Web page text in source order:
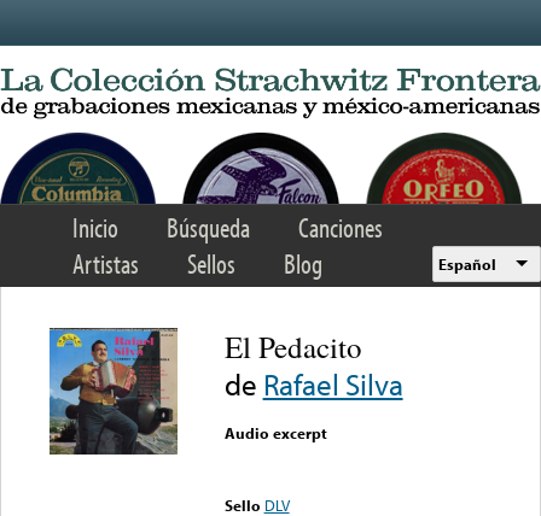
Inicio Búsqueda
Canciones
Artistas
Sellos Blog Español
El Pedacito
de Rafael Silva
Audio excerpt
Sello DLV